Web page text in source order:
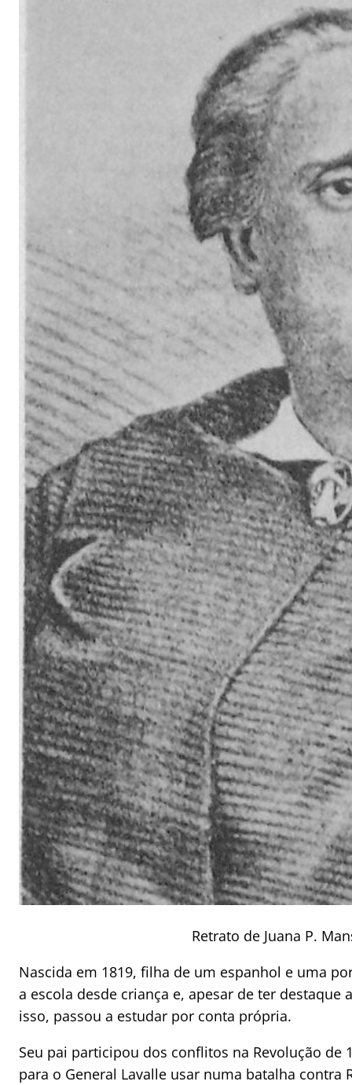
Retrato de Juana P.
Nascida em 1819, filha de um espanhol e uma
a escola desde criança e, apesar de ter
isso, passou a estudar por conta própria.
Seu pai participou dos conflitos na Revolução
para o General Lavalle usar numa batalha